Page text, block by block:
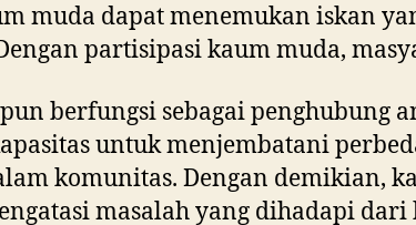
muda dapat menemukan iskan
partisipasi kaum muda,
berfungsi sebagai penghubung
untuk menjembatani
komunitas. Dengan demikian,
masalah yang dihadapi dari